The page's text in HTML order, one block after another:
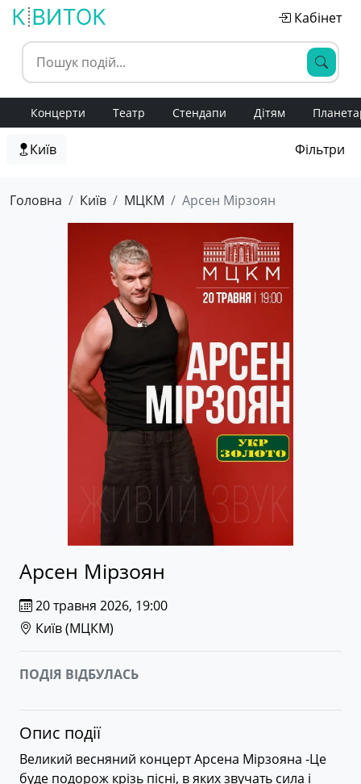
Кабінет
Концерти Театр Стендапи Дітям
Київ Фільтри
Головна Київ МЦКМ Арсен Мірзоян
Арсен Мірзоян
20 травня 2026, 19:00
Київ (МЦКМ)
ПОДІЯ ВІДБУЛАСЬ
Опис події
Великий весняний концерт Арсена Мірзояна -Це
буде подорож крізь пісні, в яких звучать сила і